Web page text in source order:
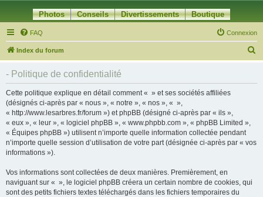
Photos Conseils Divertissements Boutique
FAQ Connexion
Index du forum
- Politique de confidentialité
Cette politique explique en détail comment « » et ses sociétés affiliées
(désignés ci-après par « nous », « notre », « nos », « »,
« http://www.lesarbres.fr/forum ») et phpBB (désigné ci-après par « ils »,
« eux », « leur », « logiciel phpBB », « www.phpbb.com », « phpBB Limited »,
« Équipes phpBB ») utilisent n’importe quelle information collectée pendant
n’importe quelle session d’utilisation de votre part (désignée ci-après par « vos
informations »).
Vos informations sont collectées de deux manières. Premièrement, en
naviguant sur « », le logiciel phpBB créera un certain nombre de cookies, qui
sont des petits fichiers textes téléchargés dans les fichiers temporaires du